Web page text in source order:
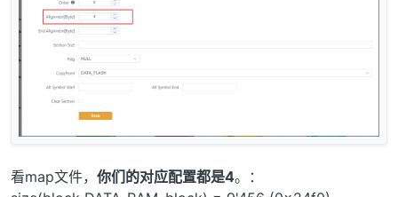
看map文件， 你们的对应配置都是4。：